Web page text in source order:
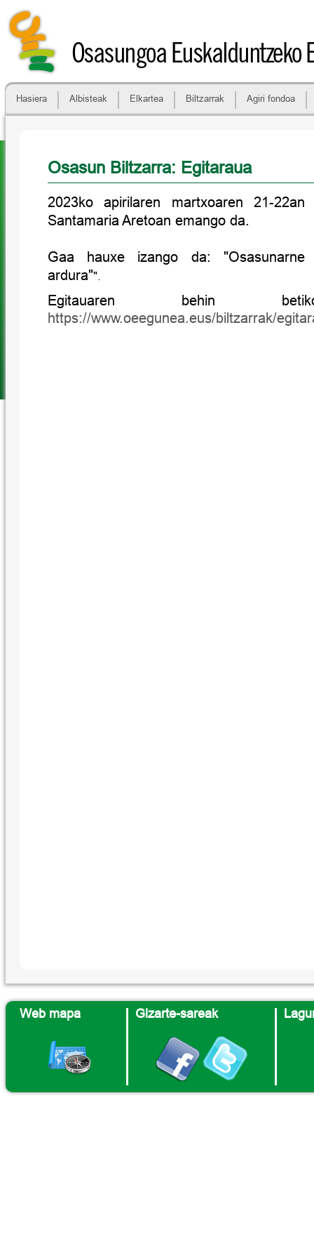
Osasungoa Euskalduntzeko
Hasiera Albisteak Elkartea Biltzarrak Agiri fondoa
Osasun Biltzarra: Egitaraua
2023ko apirilaren martxoaren 21-22an
Santamaria Aretoan emango da.
Gaa hauxe izango da: "Osasunarne
ardura"".
Egitauaren behin
https://www.oeegunea.eus/biltzarrak/
Web mapa Gizarte-sareak